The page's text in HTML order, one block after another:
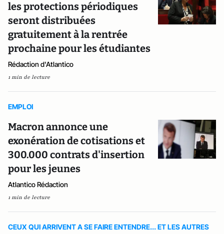
les protections périodiques
seront distribuées
gratuitement à la rentrée
prochaine pour les étudiantes
Rédaction d'Atlantico
1 min de lecture
EMPLOI
Macron annonce une
exonération de cotisations et
300.000 contrats d'insertion
pour les jeunes
Atlantico Rédaction
1 min de lecture
CEUX QUI ARRIVENT A SE FAIRE ENTENDRE... ET LES AUTRES